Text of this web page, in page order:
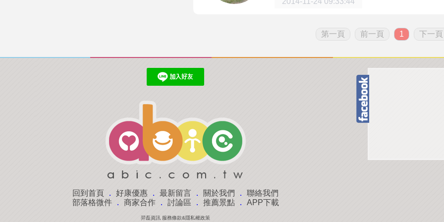
第一頁 前一頁 1 下一頁
回到首頁 ． 好康優惠 ． 最新留言 ． 關於我們 ． 聯絡我們
部落格微件． 商家合作． 討論區 ． 推薦景點． APP下載
羿磊資訊 服務條款&隱私權政策